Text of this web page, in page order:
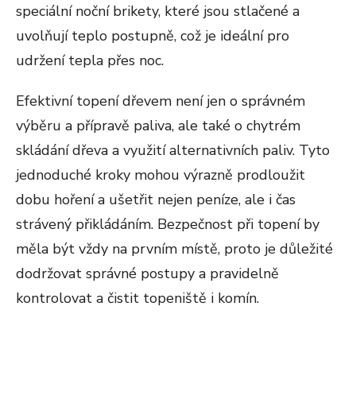
speciální noční brikety, které jsou stlačené a
uvolňují teplo postupně, což je ideální pro
udržení tepla přes noc​​.
Efektivní topení dřevem není jen o správném
výběru a přípravě paliva, ale také o chytrém
skládání dřeva a využití alternativních paliv. Tyto
jednoduché kroky mohou výrazně prodloužit
dobu hoření a ušetřit nejen peníze, ale i čas
strávený přikládáním. Bezpečnost při topení by
měla být vždy na prvním místě, proto je důležité
dodržovat správné postupy a pravidelně
kontrolovat a čistit topeniště i komín.